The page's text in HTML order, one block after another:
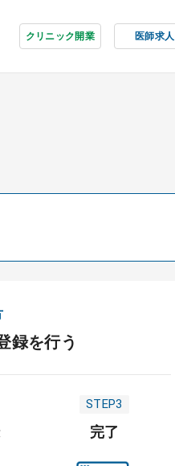
クリニック開業 医師求人
録を行う
STEP3
完了